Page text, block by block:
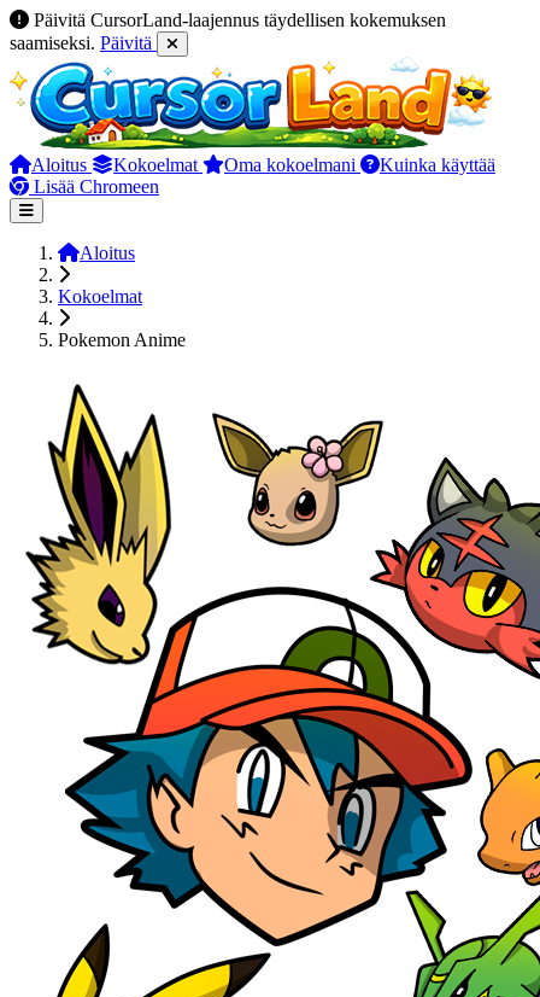
Päivitä CursorLand-laajennus täydellisen kokemuksen
saamiseksi. Päivitä
Aloitus Kokoelmat Oma kokoelmani
Kuinka käyttää
Lisää Chromeen
Aloitus
Kokoelmat
Pokemon Anime